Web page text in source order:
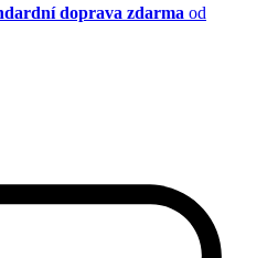
doprava zdarma od